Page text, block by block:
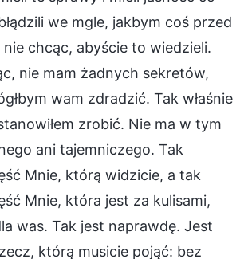
we mgle, jakbym coś przed
nie chcąc, abyście to wiedzieli.
nie mam żadnych sekretów,
wam zdradzić. Tak właśnie
zrobić. Nie ma w tym
ani tajemniczego. Tak
Mnie, którą widzicie, a tak
Mnie, która jest za kulisami,
was. Tak jest naprawdę. Jest
którą musicie pojąć: bez